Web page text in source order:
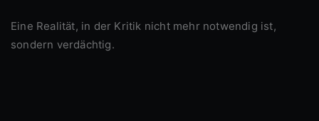
Eine Realität, in der Kritik nicht mehr notwendig ist,
sondern verdächtig.